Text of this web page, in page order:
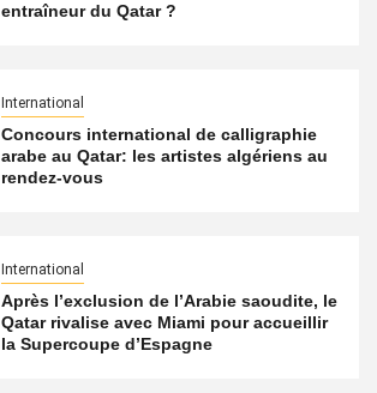
entraîneur du Qatar ?
International
Concours international de calligraphie
arabe au Qatar: les artistes algériens au
rendez-vous
International
Après l’exclusion de l’Arabie saoudite, le
Qatar rivalise avec Miami pour accueillir
la Supercoupe d’Espagne